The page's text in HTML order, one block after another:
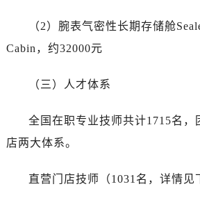
（2）腕表气密性长期存储舱
Cabin，约32000元
（三）人才体系
全国在职专业技师共计1715名，
店两大体系。
直营门店技师（1031名，详情见